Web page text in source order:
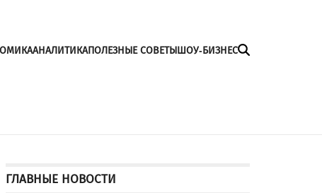
АНАЛИТИКАПОЛЕЗНЫЕ СОВЕТЫШОУ-БИЗНЕС
ГЛАВНЫЕ НОВОСТИ